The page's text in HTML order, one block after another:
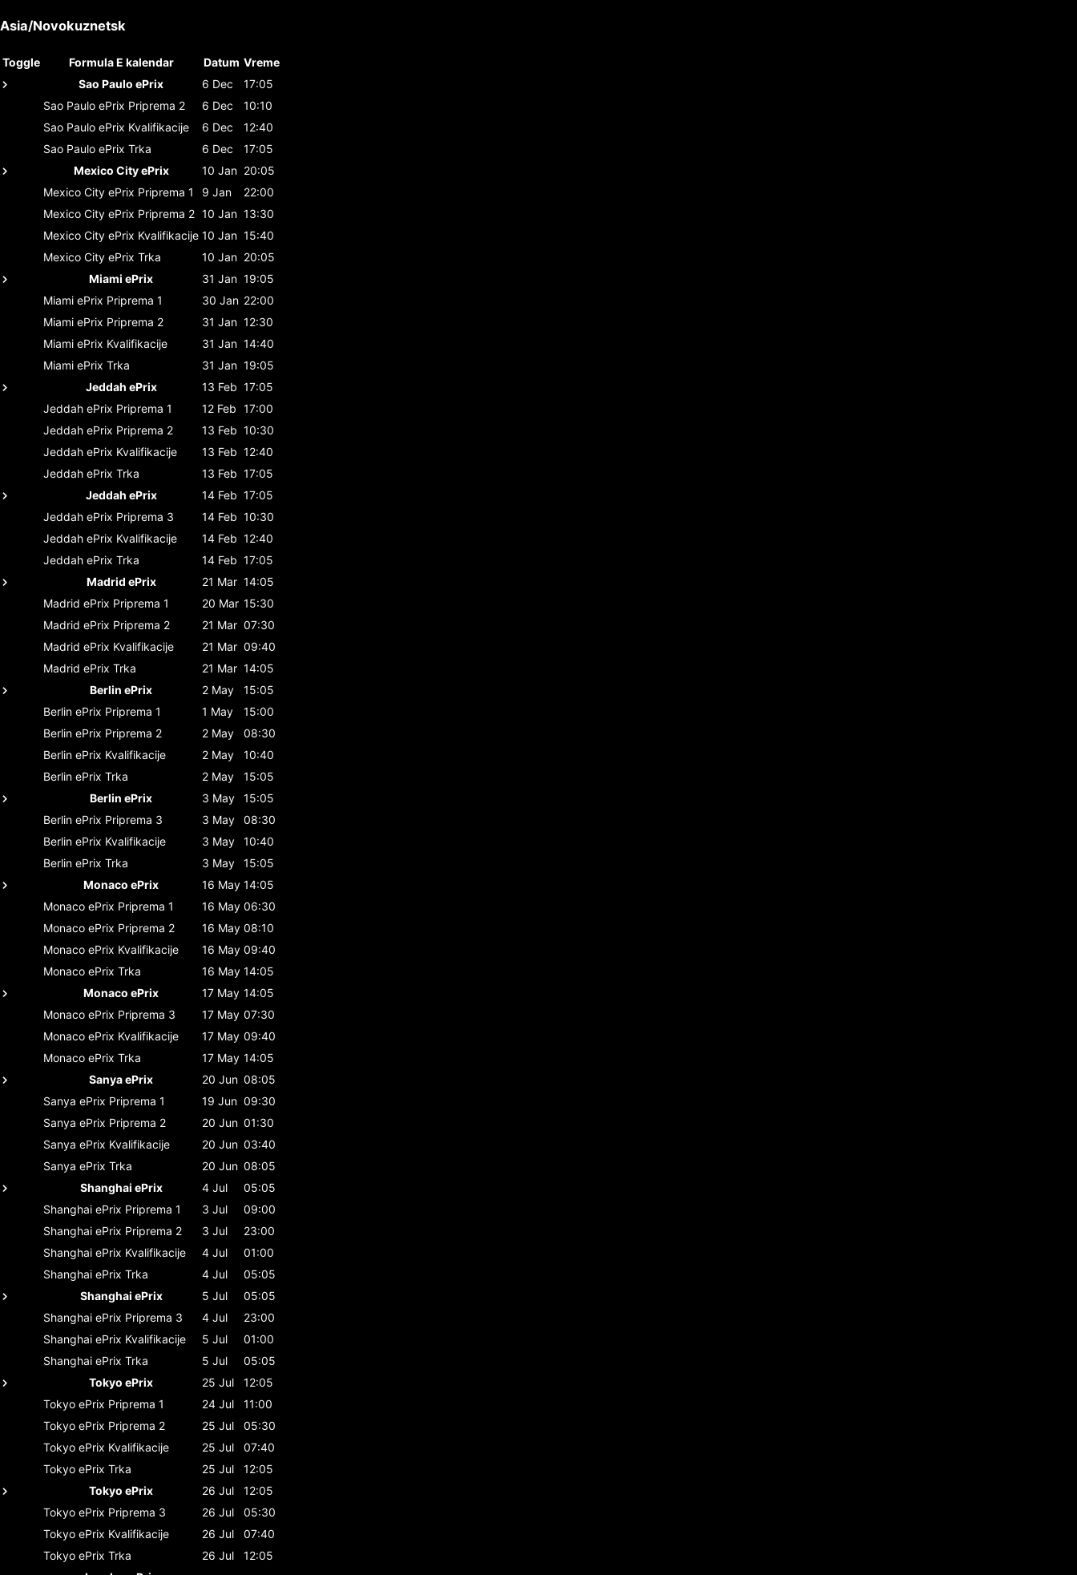
Asia/Novokuznetsk
Toggle Formula E kalendar Datum Vreme
Sao Paulo ePrix
6 Dec
17:05
Sao Paulo ePrix Priprema 2 6 Dec
10:10
Sao Paulo ePrix Kvalifikacije 6 Dec
12:40
Sao Paulo ePrix Trka 6 Dec
17:05
Mexico City ePrix
10 Jan 20:05
Mexico City ePrix Priprema 1 9 Jan
22:00
Mexico City ePrix Priprema 2 10 Jan 13:30
Mexico City ePrix Kvalifikacije 10 Jan 15:40
Mexico City ePrix Trka 10 Jan 20:05
Miami ePrix
31 Jan 19:05
Miami ePrix Priprema 1 30 Jan 22:00
Miami ePrix Priprema 2 31 Jan 12:30
Miami ePrix Kvalifikacije 31 Jan 14:40
Miami ePrix Trka 31 Jan 19:05
Jeddah ePrix
13 Feb 17:05
Jeddah ePrix Priprema 1 12 Feb 17:00
Jeddah ePrix Priprema 2 13 Feb 10:30
Jeddah ePrix Kvalifikacije 13 Feb 12:40
Jeddah ePrix Trka 13 Feb 17:05
Jeddah ePrix
14 Feb 17:05
Jeddah ePrix Priprema 3 14 Feb 10:30
Jeddah ePrix Kvalifikacije 14 Feb 12:40
Jeddah ePrix Trka 14 Feb 17:05
Madrid ePrix
21 Mar 14:05
Madrid ePrix Priprema 1 20 Mar 15:30
Madrid ePrix Priprema 2 21 Mar 07:30
Madrid ePrix Kvalifikacije 21 Mar 09:40
Madrid ePrix Trka 21 Mar 14:05
Berlin ePrix
2 May
15:05
Berlin ePrix Priprema 1 1 May
15:00
Berlin ePrix Priprema 2 2 May
08:30
Berlin ePrix Kvalifikacije 2 May
10:40
Berlin ePrix Trka 2 May
15:05
Berlin ePrix
3 May
15:05
Berlin ePrix Priprema 3 3 May
08:30
Berlin ePrix Kvalifikacije 3 May
10:40
Berlin ePrix Trka 3 May
15:05
Monaco ePrix
16 May 14:05
Monaco ePrix Priprema 1 16 May 06:30
Monaco ePrix Priprema 2 16 May 08:10
Monaco ePrix Kvalifikacije 16 May 09:40
Monaco ePrix Trka 16 May 14:05
Monaco ePrix
17 May 14:05
Monaco ePrix Priprema 3 17 May 07:30
Monaco ePrix Kvalifikacije 17 May 09:40
Monaco ePrix Trka 17 May 14:05
Sanya ePrix
20 Jun 08:05
Sanya ePrix Priprema 1 19 Jun 09:30
Sanya ePrix Priprema 2 20 Jun 01:30
Sanya ePrix Kvalifikacije 20 Jun 03:40
Sanya ePrix Trka 20 Jun 08:05
Shanghai ePrix
4 Jul
05:05
Shanghai ePrix Priprema 1 3 Jul
09:00
Shanghai ePrix Priprema 2 3 Jul
23:00
Shanghai ePrix Kvalifikacije 4 Jul
01:00
Shanghai ePrix Trka 4 Jul
05:05
Shanghai ePrix
5 Jul
05:05
Shanghai ePrix Priprema 3 4 Jul
23:00
Shanghai ePrix Kvalifikacije 5 Jul
01:00
Shanghai ePrix Trka 5 Jul
05:05
Tokyo ePrix
25 Jul
12:05
Tokyo ePrix Priprema 1 24 Jul
11:00
Tokyo ePrix Priprema 2 25 Jul
05:30
Tokyo ePrix Kvalifikacije 25 Jul
07:40
Tokyo ePrix Trka 25 Jul
12:05
Tokyo ePrix
26 Jul
12:05
Tokyo ePrix Priprema 3 26 Jul
05:30
Tokyo ePrix Kvalifikacije 26 Jul
07:40
Tokyo ePrix Trka 26 Jul
12:05